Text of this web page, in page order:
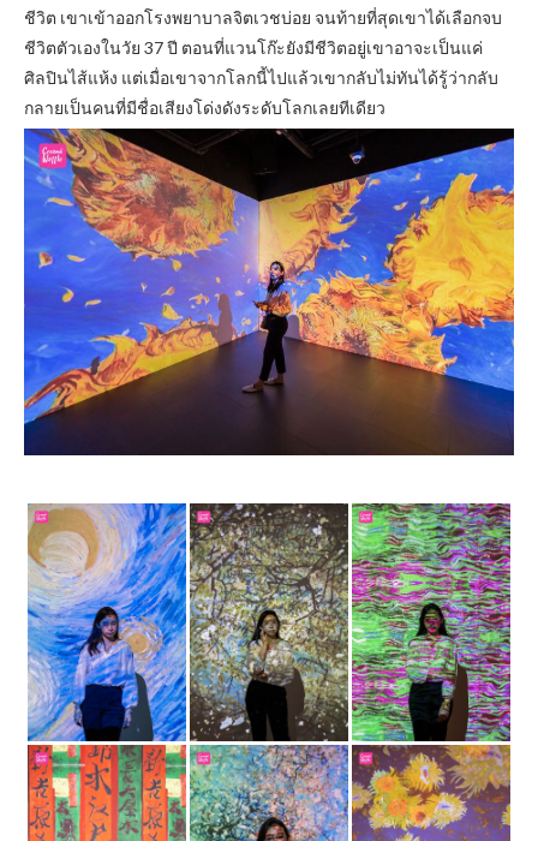
ชีวิต เขาเข้าออกโรงพยาบาลจิตเวชบ่อย จนท้ายที่สุดเขาได้เลือกจบ
ชีวิตตัวเองในวัย 37 ปี ตอนที่แวนโก๊ะยังมีชีวิตอยู่เขาอาจะเป็นแค่
ศิลปินไส้แห้ง แต่เมื่อเขาจากโลกนี้ไปแล้วเขากลับไม่ทันได้รู้ว่ากลับ
กลายเป็นคนที่มีชื่อเสียงโด่งดังระดับโลกเลยทีเดียว